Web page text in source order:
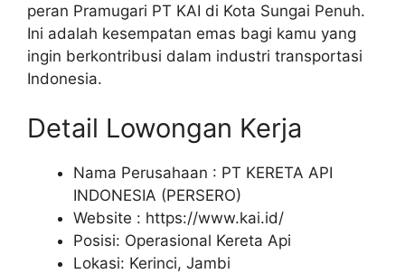
peran Pramugari PT KAI di Kota Sungai Penuh.
Ini adalah kesempatan emas bagi kamu yang
ingin berkontribusi dalam industri transportasi
Indonesia.
Detail Lowongan Kerja
Nama Perusahaan : PT KERETA API
INDONESIA (PERSERO)
Website : https://www.kai.id/
Posisi: Operasional Kereta Api
Lokasi: Kerinci, Jambi